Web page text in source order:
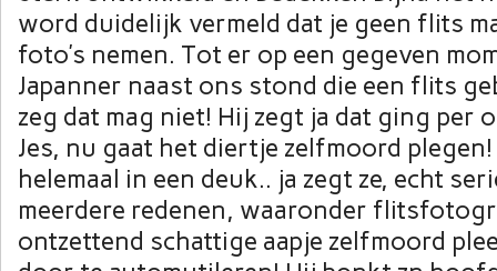
word duidelijk vermeld dat je geen flits
foto’s nemen. Tot er op een gegeven
Japanner naast ons stond die een flits
zeg dat mag niet! Hij zegt ja dat ging per
Jes, nu gaat het diertje zelfmoord
helemaal in een deuk.. ja zegt ze, echt
meerdere redenen, waaronder
ontzettend schattige aapje zelfmoord